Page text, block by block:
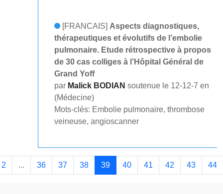
[FRANCAIS] Aspects diagnostiques,
thérapeutiques et évolutifs de l’embolie
pulmonaire. Etude rétrospective à propos
de 30 cas colliges à l’Hôpital Général de
Grand Yoff
par Malick BODIAN soutenue le 12-12-7 en
(Médecine)
Mots-clés: Embolie pulmonaire, thrombose
veineuse, angioscanner
2 ... 36 37 38 39 40 41 42 43 44